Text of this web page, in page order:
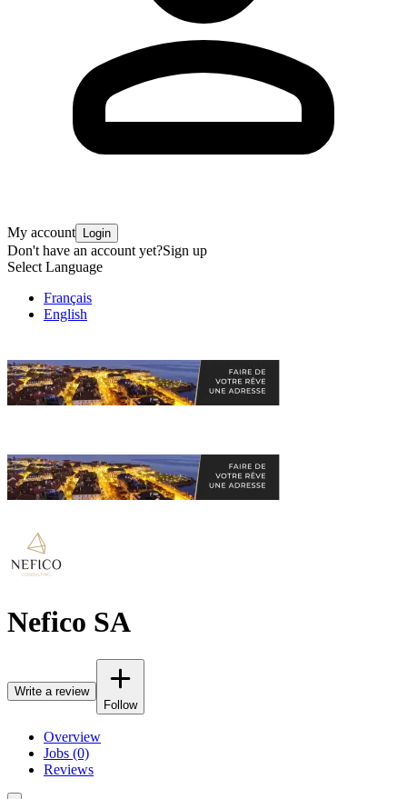
My account Login
Don't have an account yet?Sign up
Select Language
Français
English
Nefico SA
Write a review
Follow
Overview
Jobs (0)
Reviews